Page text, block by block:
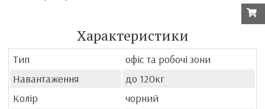
Характеристики
Тип
офіс та робочі зони
Навантаження
до 120кг
Колір
чорний